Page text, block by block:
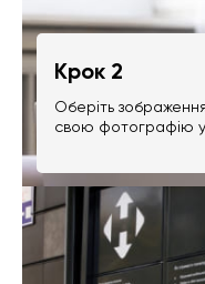
Крок 2
Оберіть
свою фотографію у